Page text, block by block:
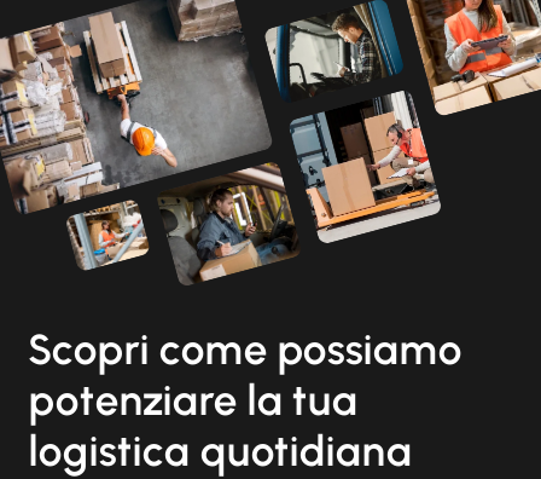
Scopri come possiamo
potenziare la tua
logistica quotidiana